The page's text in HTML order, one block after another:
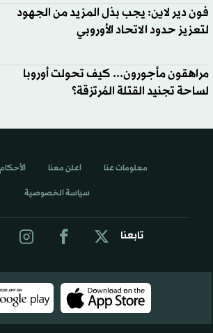
فون دير لاين: يجب بذل المزيد من الجهود
لتعزيز حدود الاتحاد الأوروبي
مراهقون مأجورون... كيف تحولت أوروبا
لساحة تجنيد القتلة المُرتزقة؟
تابعنا
معلومات عنا اعلن معنا
سياسة الخصوصية